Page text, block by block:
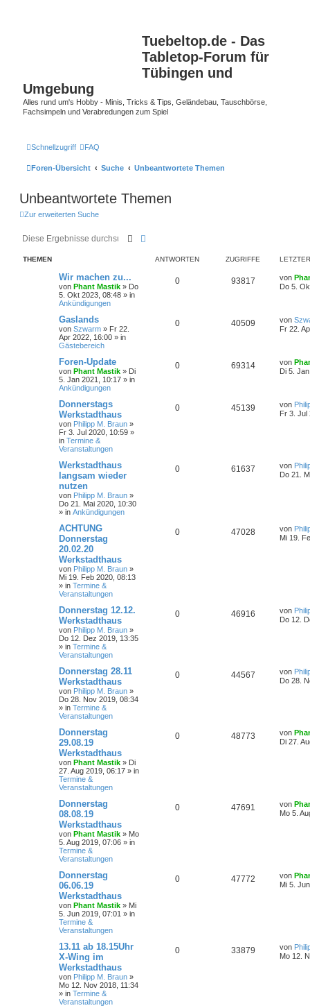
Tuebeltop.de - Das
Tabletop-Forum für
Tübingen und
Umgebung
Alles rund um's Hobby - Minis, Tricks & Tips, Geländebau, Tauschbörse,
Fachsimpeln und Verabredungen zum Spiel
Schnellzugriff FAQ
Foren-Übersicht Suche Unbeantwortete Themen
Unbeantwortete Themen
Zur erweiterten Suche
Suche
THEMEN ANTWORTEN ZUGRIFFE
Wir machen zu...
von Phant Mastik » Do
5. Okt 2023, 08:48 » in
Ankündigungen
0 93817 von
Do 5.
Gaslands
von Szwarm » Fr 22.
Apr 2022, 16:00 » in
Gästebereich
0 40509 von
Fr 22.
Foren-Update
von Phant Mastik » Di
5. Jan 2021, 10:17 » in
Ankündigungen
0 69314 von
Di 5.
Donnerstags
Werkstadthaus
von Philipp M. Braun »
Fr 3. Jul 2020, 10:59 »
in Termine &
Veranstaltungen
0 45139 von
Fr 3. Jul
Werkstadthaus
langsam wieder
nutzen
von Philipp M. Braun »
Do 21. Mai 2020, 10:30
» in Ankündigungen
0 61637 von
Do 21.
ACHTUNG
Donnerstag
20.02.20
Werkstadthaus
von Philipp M. Braun »
Mi 19. Feb 2020, 08:13
» in Termine &
Veranstaltungen
0 47028 von
Mi 19.
Donnerstag 12.12.
Werkstadthaus
von Philipp M. Braun »
Do 12. Dez 2019, 13:35
» in Termine &
Veranstaltungen
0 46916 von
Do 12.
Donnerstag 28.11
Werkstadthaus
von Philipp M. Braun »
Do 28. Nov 2019, 08:34
» in Termine &
Veranstaltungen
0 44567 von
Do 28.
Donnerstag
29.08.19
Werkstadthaus
von Phant Mastik » Di
27. Aug 2019, 06:17 » in
Termine &
Veranstaltungen
0 48773 von
Di 27.
Donnerstag
08.08.19
Werkstadthaus
von Phant Mastik » Mo
5. Aug 2019, 07:06 » in
Termine &
Veranstaltungen
0 47691 von
Mo 5.
Donnerstag
06.06.19
Werkstadthaus
von Phant Mastik » Mi
5. Jun 2019, 07:01 » in
Termine &
Veranstaltungen
0 47772 von
Mi 5.
13.11 ab 18.15Uhr
X-Wing im
Werkstadthaus
von Philipp M. Braun »
Mo 12. Nov 2018, 11:34
» in Termine &
Veranstaltungen
0 33879 von
Mo 12.